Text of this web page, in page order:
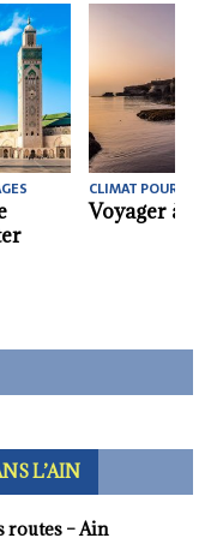
CLIMAT POUR VOS
Voyager à
L’AIN
routes – Ain